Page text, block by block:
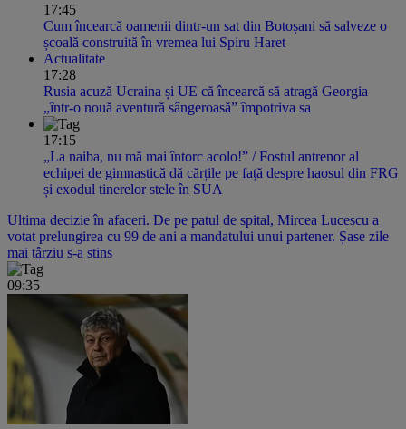
17:45
Cum încearcă oamenii dintr-un sat din Botoșani să salveze o
școală construită în vremea lui Spiru Haret
Actualitate
17:28
Rusia acuză Ucraina și UE că încearcă să atragă Georgia
„într-o nouă aventură sângeroasă” împotriva sa
17:15
„La naiba, nu mă mai întorc acolo!” / Fostul antrenor al
echipei de gimnastică dă cărțile pe față despre haosul din FRG
și exodul tinerelor stele în SUA
Ultima decizie în afaceri. De pe patul de spital, Mircea Lucescu a
votat prelungirea cu 99 de ani a mandatului unui partener. Șase zile
mai târziu s-a stins
09:35